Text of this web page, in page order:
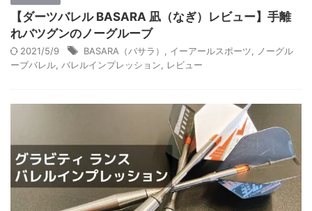
【ダーツバレル BASARA 凪（なぎ）レビュー】手離
れバツグンのノーグルーブ
2021/5/9 BASARA（バサラ） イーアールスポーツ
ノーグル
ーブバレル バレルインプレッション レビュー